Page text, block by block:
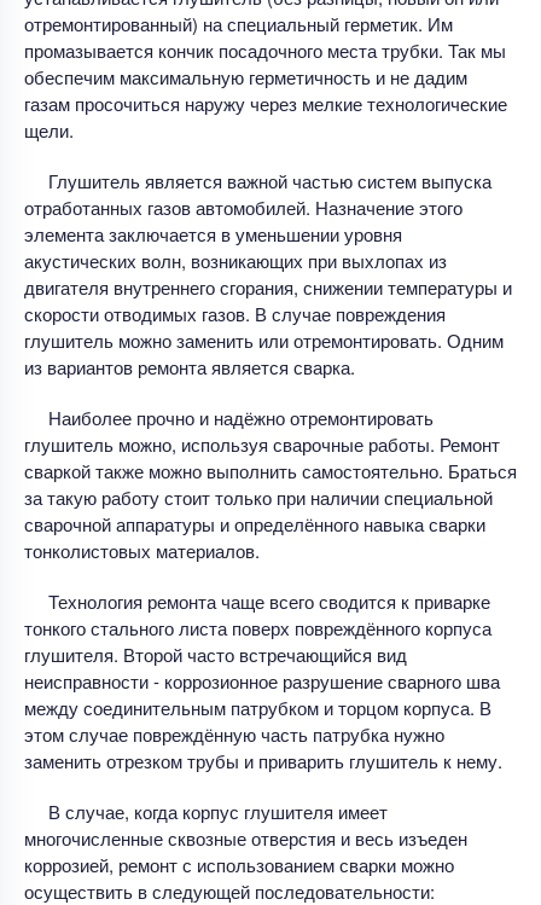
отремонтированный) на специальный герметик. Им
промазывается кончик посадочного места трубки. Так мы
обеспечим максимальную герметичность и не дадим
газам просочиться наружу через мелкие технологические
щели.
Глушитель является важной частью систем выпуска
отработанных газов автомобилей. Назначение этого
элемента заключается в уменьшении уровня
акустических волн, возникающих при выхлопах из
двигателя внутреннего сгорания, снижении температуры и
скорости отводимых газов. В случае повреждения
глушитель можно заменить или отремонтировать. Одним
из вариантов ремонта является сварка.
Наиболее прочно и надёжно отремонтировать
глушитель можно, используя сварочные работы. Ремонт
сваркой также можно выполнить самостоятельно. Браться
за такую работу стоит только при наличии специальной
сварочной аппаратуры и определённого навыка сварки
тонколистовых материалов.
Технология ремонта чаще всего сводится к приварке
тонкого стального листа поверх повреждённого корпуса
глушителя. Второй часто встречающийся вид
неисправности - коррозионное разрушение сварного шва
между соединительным патрубком и торцом корпуса. В
этом случае повреждённую часть патрубка нужно
заменить отрезком трубы и приварить глушитель к нему.
В случае, когда корпус глушителя имеет
многочисленные сквозные отверстия и весь изъеден
коррозией, ремонт с использованием сварки можно
осуществить в следующей последовательности: